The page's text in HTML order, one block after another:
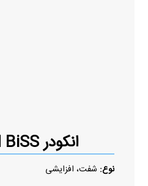
انکودر E36 CM BiSS
نوع: شفت، افزایشی